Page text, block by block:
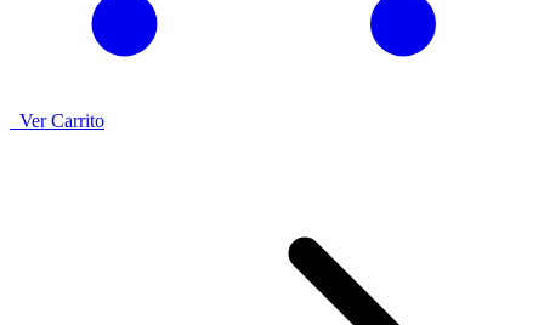
Ver Carrito